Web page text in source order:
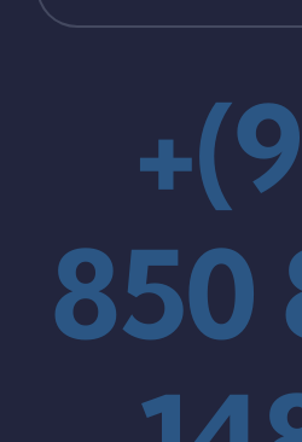
850